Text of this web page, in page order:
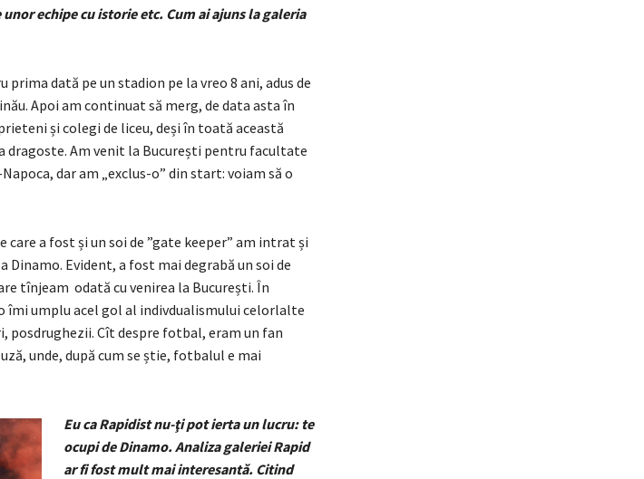
echipe cu istorie etc. Cum ai ajuns la galeria
dată pe un stadion pe la vreo 8 ani, adus de
Apoi am continuat să merg, de data asta în
și colegi de liceu, deși în toată această
dragoste. Am venit la București pentru facultate
dar am „exclus-o” din start: voiam să o
a fost și un soi de ”gate keeper” am intrat și
Evident, a fost mai degrabă un soi de
tînjeam odată cu venirea la București. În
îmi umplu acel gol al indivdualismului celorlalte
posdrughezii. Cît despre fotbal, eram un fan
unde, după cum se știe, fotbalul e mai
Eu ca Rapidist nu-ţi pot ierta un lucru: te
ocupi de Dinamo. Analiza galeriei Rapid
ar fi fost mult mai interesantă.Citind